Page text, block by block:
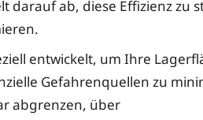
darauf ab, diese Effizienz zu
entwickelt, um Ihre
Gefahrenquellen zu
abgrenzen, über